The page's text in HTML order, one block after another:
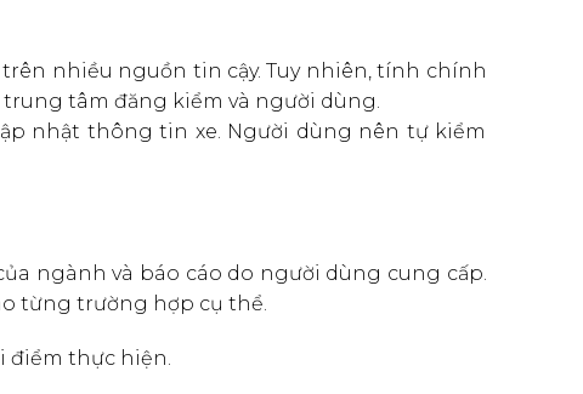
nhiều nguồn tin cậy. Tuy nhiên, tính chính
trung tâm đăng kiểm và người dùng.
nhật thông tin xe. Người dùng nên tự kiểm
ngành và báo cáo do người dùng cung cấp.
từng trường hợp cụ thể.
điểm thực hiện.